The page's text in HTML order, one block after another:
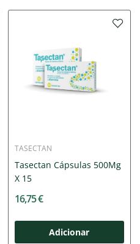
TASECTAN
Tasectan Cápsulas 500Mg
X 15
16,75 €
Adicionar